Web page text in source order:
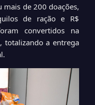
mais de 200 doações,
de ração e R$
convertidos na
totalizando a entrega